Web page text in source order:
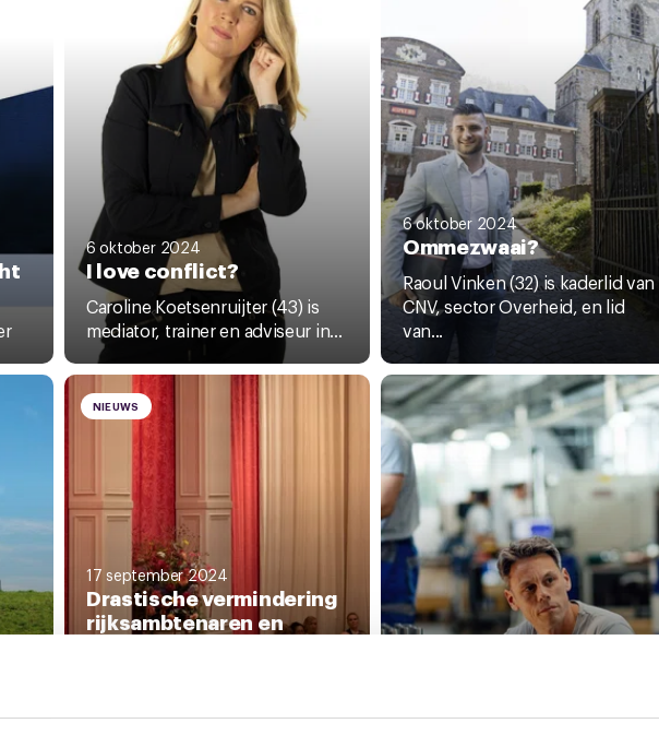
6 oktober 2024
I love conflict?
Caroline Koetsenruijter (43) is
mediator, trainer en adviseur in...
6 oktober 2024
Ommezwaai?
Raoul Vinken (32) is kaderlid van
CNV, sector Overheid, en lid
van...
NIEUWS
17 september 2024
Drastische vermindering
rijksambtenaren en
voorgenomen nullijn: